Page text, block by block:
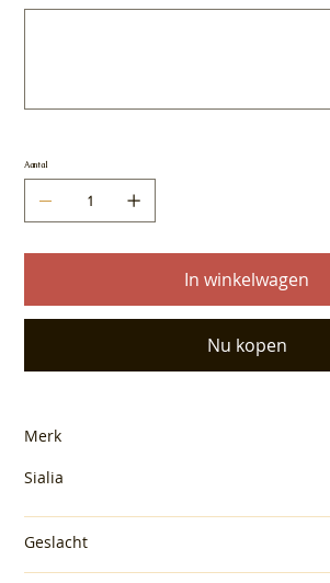
Aantal
In winkelwagen
Nu kopen
Merk
Sialia
Geslacht